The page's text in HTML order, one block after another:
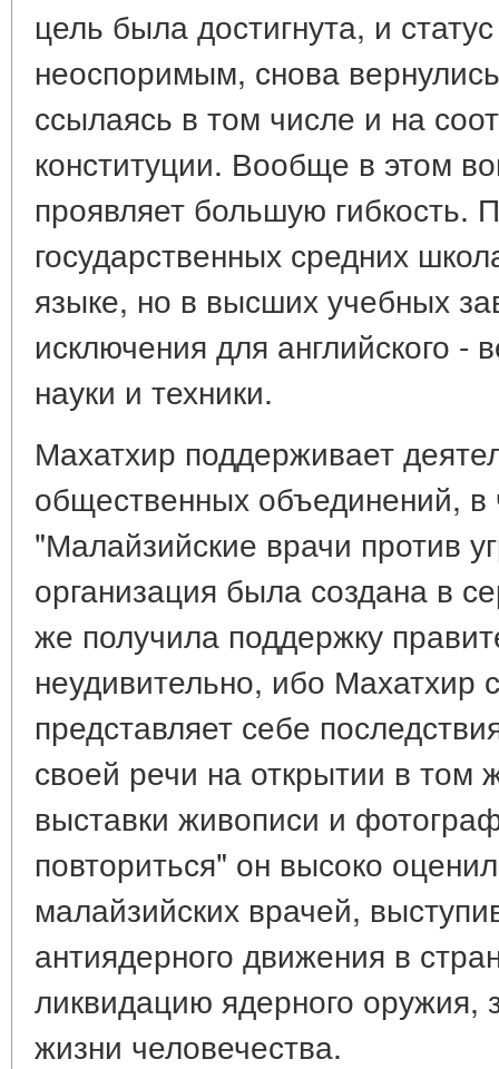
цель была достигнута, и
неоспоримым, снова
ссылаясь в том числе и на
конституции. Вообще в этом
проявляет большую гибкость.
государственных средних
языке, но в высших учебных
исключения для английского -
науки и техники.
Махатхир поддерживает
общественных объединений, в
"Малайзийские врачи против
организация была создана в
же получила поддержку
неудивительно, ибо Махатхир
представляет себе
своей речи на открытии в том
выставки живописи и
повториться" он высоко
малайзийских врачей,
антиядерного движения в
ликвидацию ядерного оружия,
жизни человечества.